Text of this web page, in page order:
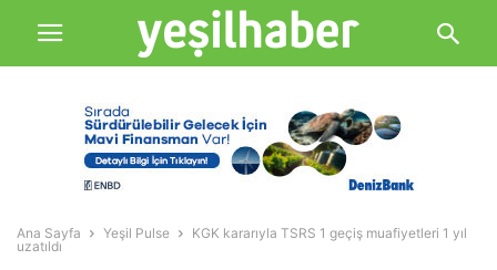
Ana Sayfa Yeşil Pulse
KGK kararıyla TSRS 1 geçiş muafiyetleri 1 yıl
uzatıldı